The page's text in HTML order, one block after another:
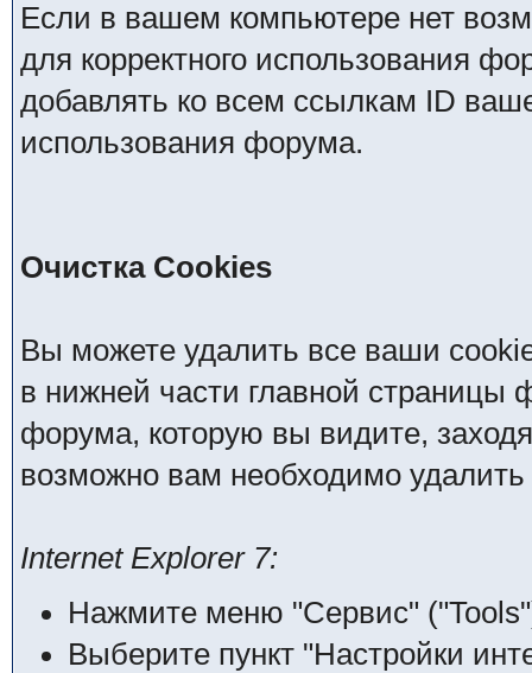
Если в вашем компьютере нет
для корректного использования
добавлять ко всем ссылкам ID
использования форума.
Очистка Cookies
Вы можете удалить все ваши
в нижней части главной страницы
форума, которую вы видите,
возможно вам необходимо
Internet Explorer 7:
Нажмите меню "Сервис"
Выберите пункт "Настройки